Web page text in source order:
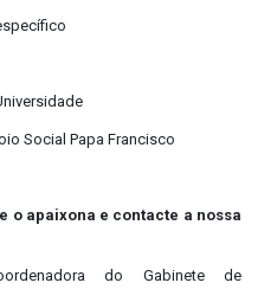
Social Papa Francisco
o apaixona e contacte a nossa
do Gabinete de